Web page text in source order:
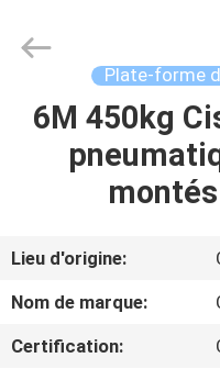
MAISON
PRODUITS
À
MACHINERY
Reserved.
Plate-forme
6M 450kg
Lieu d'origine:
Nom de marque:
Certification: